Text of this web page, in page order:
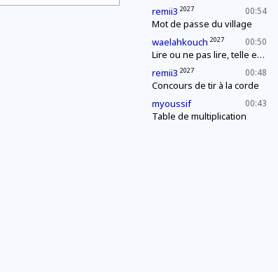
00:54
remii3 2027
Mot de passe du village
00:50
waelahkouch 2027
Lire ou ne pas lire, telle est la question
00:48
remii3 2027
Concours de tir à la corde
00:43
myoussif
Table de multiplication